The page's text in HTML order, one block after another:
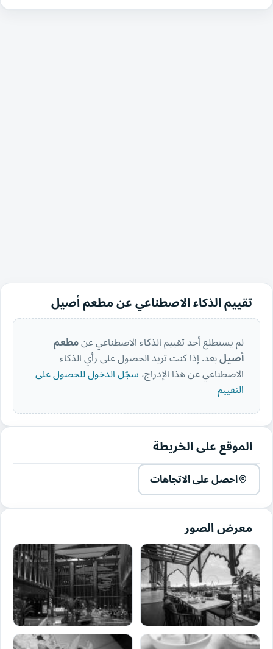
تقييم الذكاء الاصطناعي عن مطعم أصيل
لم يستطلع أحد تقييم الذكاء الاصطناعي عنمطعم
أصيلبعد. إذا كنت تريد الحصول على رأي الذكاء
الاصطناعي عن هذا الإدراج،سجّل الدخول للحصول على
التقييم
الموقع على الخريطة
احصل على الاتجاهات
معرض الصور